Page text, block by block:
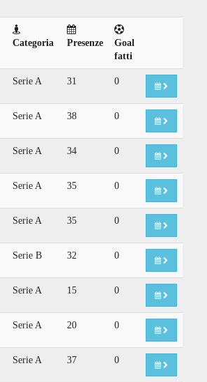
Categoria Presenze
Goal
fatti
Serie A 31 0
Serie A 38 0
Serie A 34 0
Serie A 35 0
Serie A 35 0
Serie B 32 0
Serie A 15 0
Serie A 20 0
Serie A 37 0